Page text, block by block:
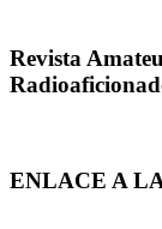
Revista
ENLACE A